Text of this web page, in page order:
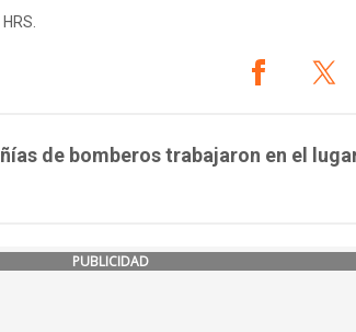
de bomberos trabajaron en el
PUBLICIDAD